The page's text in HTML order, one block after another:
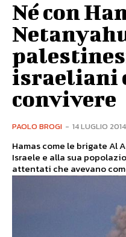
Né con
israeliani
convivere
PAOLO BROGI - 14 LUGLIO 2014
Hamas come le brigate Al
Israele e alla sua
attentati che avevano